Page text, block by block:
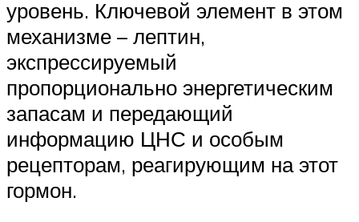
уровень. Ключевой элемент в этом
механизме – лептин,
экспрессируемый
пропорционально энергетическим
запасам и передающий
информацию ЦНС и особым
рецепторам, реагирующим на этот
гормон.